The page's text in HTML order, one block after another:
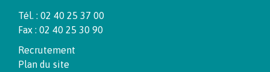
Tél. : 02 40 25 37 00
Fax : 02 40 25 30 90
Recrutement
Plan du site